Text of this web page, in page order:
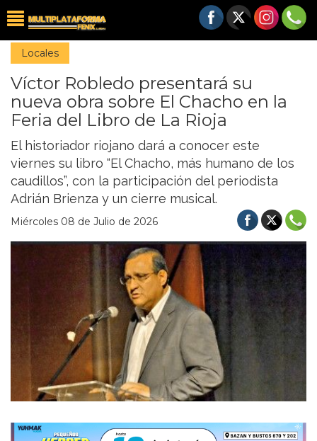
Locales
Víctor Robledo presentará su
nueva obra sobre El Chacho en la
Feria del Libro de La Rioja
El historiador riojano dará a conocer este
viernes su libro “El Chacho, más humano de los
caudillos”, con la participación del periodista
Adrián Brienza y un cierre musical.
Miércoles 08 de Julio de 2026